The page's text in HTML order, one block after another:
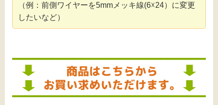
（例：前側ワイヤーを5mmメッキ線(6☓24）に変更
したいなど）